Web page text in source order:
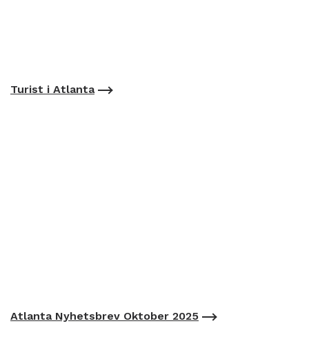
Turist i Atlanta
Atlanta Nyhetsbrev Oktober 2025